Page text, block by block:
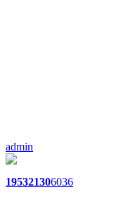
admin
195321306036